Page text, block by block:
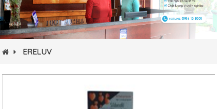
ERELUV